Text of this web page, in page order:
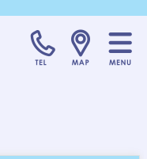
TELL:0120-